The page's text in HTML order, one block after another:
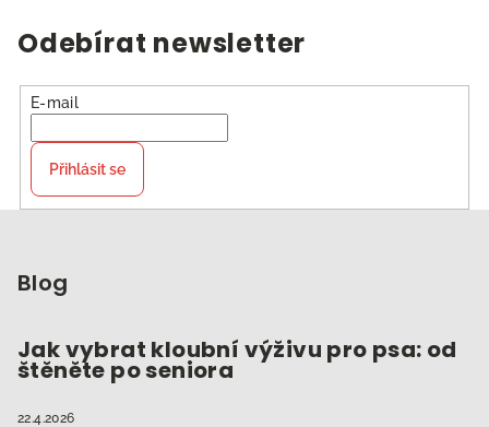
Odebírat newsletter
E-mail
Přihlásit se
Blog
Jak vybrat kloubní výživu pro psa: od
štěněte po seniora
22.4.2026